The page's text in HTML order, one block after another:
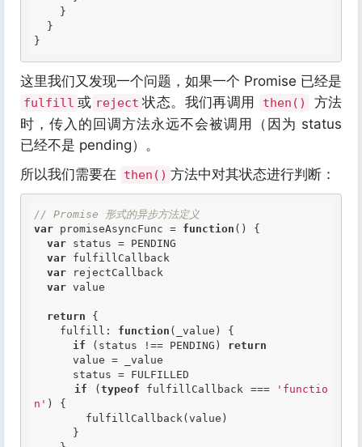
这里我们又发现一个问题，如果一个 Promise 已经是
fulfill 或 reject 状态。我们再调用 then()
方法
时，传入的回调方法永远不会被调用（因为 status
已经不是 pending）。
所以我们需要在
then() 方法中对其状态进行判断：
// Promise 形式的异步方法定义
var promiseAsyncFunc = function ()
{
var status = PENDING
var fulfillCallback
var rejectCallback
var value
return {
    fulfill:
function (_value)
{
if (status !== PENDING) return
if ( typeof fulfillCallback ===
'functio
n' ) {